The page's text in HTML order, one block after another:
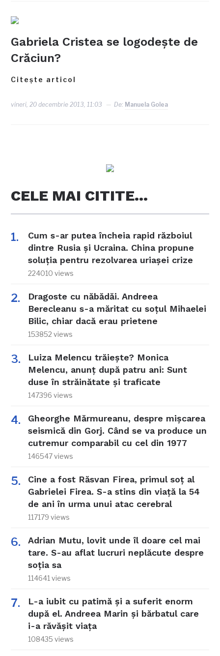
Gabriela Cristea se logodeşte de
Crăciun?
Citește articol
vineri, 20 decembrie 2013, 11:03 De: Manuela Golea
CELE MAI CITITE…
Cum s-ar putea încheia rapid războiul
dintre Rusia și Ucraina. China propune
soluția pentru rezolvarea uriașei crize
224010 views
Dragoste cu năbădăi. Andreea
Berecleanu s-a măritat cu soțul Mihaelei
Bilic, chiar dacă erau prietene
153852 views
Luiza Melencu trăiește? Monica
Melencu, anunț după patru ani: Sunt
duse în străinătate și traficate
147396 views
Gheorghe Mărmureanu, despre mișcarea
seismică din Gorj. Când se va produce un
cutremur comparabil cu cel din 1977
146547 views
Cine a fost Răsvan Firea, primul soț al
Gabrielei Firea. S-a stins din viață la 54
de ani în urma unui atac cerebral
117179 views
Adrian Mutu, lovit unde îl doare cel mai
tare. S-au aflat lucruri neplăcute despre
soția sa
114641 views
L-a iubit cu patimă și a suferit enorm
după el. Andreea Marin și bărbatul care
i-a răvășit viața
108435 views